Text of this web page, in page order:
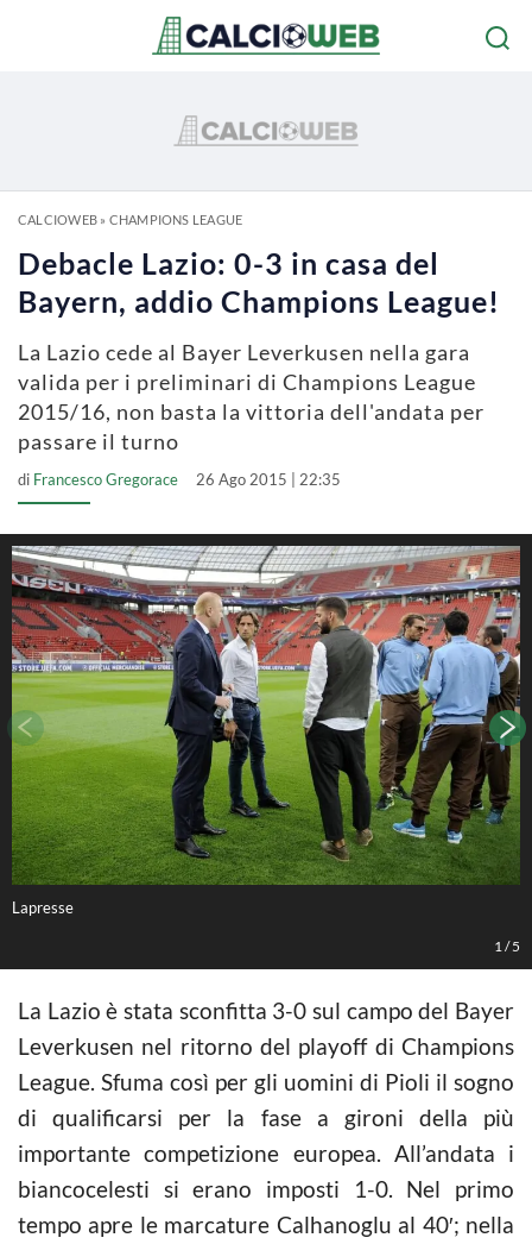
CALCIOWEB» CHAMPIONS LEAGUE
Debacle Lazio: 0-3 in casa del
Bayern, addio Champions League!
La Lazio cede al Bayer Leverkusen nella gara
valida per i preliminari di Champions League
2015/16, non basta la vittoria dell'andata per
passare il turno
di Francesco Gregorace 26 Ago 2015 | 22:35
Lapresse
1 /5
La Lazio è stata sconfitta 3-0 sul campo del Bayer
Leverkusen nel ritorno del playoff di Champions
League. Sfuma così per gli uomini di Pioli il sogno
di qualificarsi per la fase a gironi della più
importante competizione europea. All’andata i
biancocelesti si erano imposti 1-0. Nel primo
tempo apre le marcature Calhanoglu al 40′; nella